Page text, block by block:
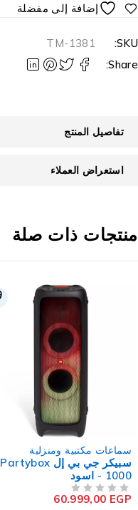
TM-1381
تفاصيل المنتج
استعراض العملاء
ذات صلة
سماعات مكتبية ومنزلية
سبيكر جي بي إل Partybox
1000 - اسود
60.999,00EGP